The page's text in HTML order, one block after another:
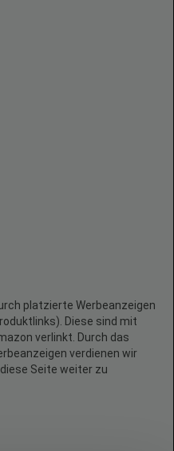
platzierte Werbeanzeigen
Diese sind mit
verlinkt. Durch das
verdienen wir
Seite weiter zu